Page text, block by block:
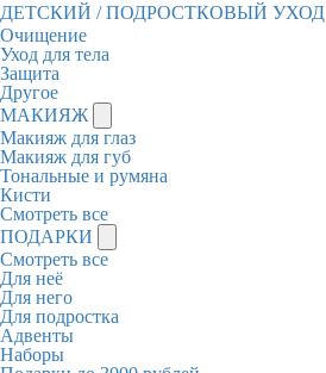
ДЕТСКИЙ / ПОДРОСТКОВЫЙ УХОД
Очищение
Уход для тела
Защита
Другое
МАКИЯЖ
Макияж для глаз
Макияж для губ
Тональные и румяна
Кисти
Смотреть все
ПОДАРКИ
Смотреть все
Для неё
Для него
Для подростка
Адвенты
Наборы